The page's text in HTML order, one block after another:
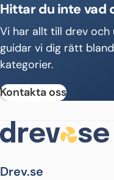
Hittar du inte vad
Vi har allt till drev
guidar vi dig rätt
kategorier.
Kontakta oss
Drev.se